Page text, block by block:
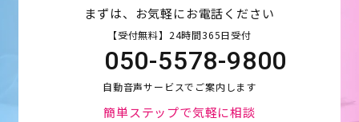
まずは、お気軽にお電話ください
【受付無料】24時間365日受付
050-5578-9800
自動音声サービスでご案内します
簡単ステップで気軽に相談